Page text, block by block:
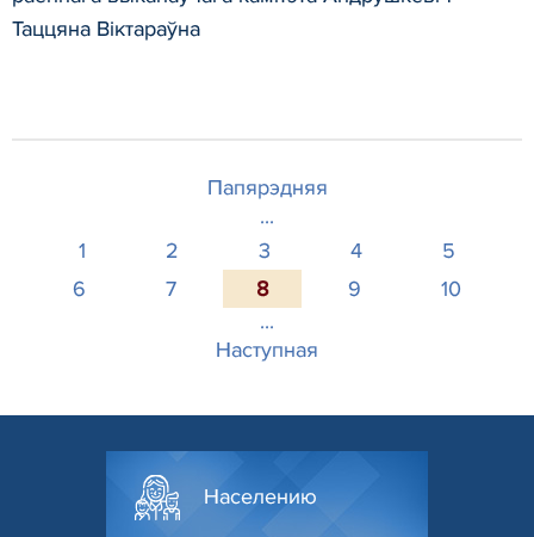
Таццяна Віктараўна
Папярэдняя
...
1
2 3 4
5
6
7 8 9
10
...
Наступная
Населению